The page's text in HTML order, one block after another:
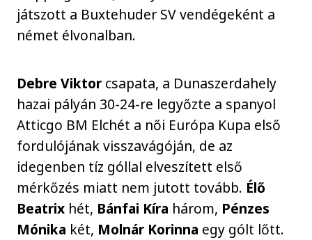
játszott a Buxtehuder SV vendégeként a
német élvonalban.
Debre Viktor csapata, a Dunaszerdahely
hazai pályán 30-24-re legyőzte a spanyol
Atticgo BM Elchét a női Európa Kupa első
fordulójának visszavágóján, de az
idegenben tíz góllal elveszített első
mérkőzés miatt nem jutott tovább. Élő
Beatrix hét, Bánfai Kíra három, Pénzes
Mónika két, Molnár Korinna egy gólt lőtt.